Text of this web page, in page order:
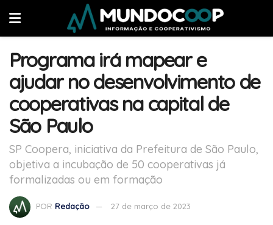
Programa irá mapear e
ajudar no desenvolvimento de
cooperativas na capital de
São Paulo
SP Coopera, iniciativa da Prefeitura de São Paulo,
objetiva a incubação de 50 cooperativas já
formalizadas ou em formação
POR Redação 27 de março de 2023